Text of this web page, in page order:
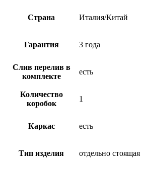
Страна Италия/Китай
Гарантия 3 года
Слив перелив в
комплекте
есть
Количество
коробок
1
Каркас есть
Тип изделия отдельно стоящая